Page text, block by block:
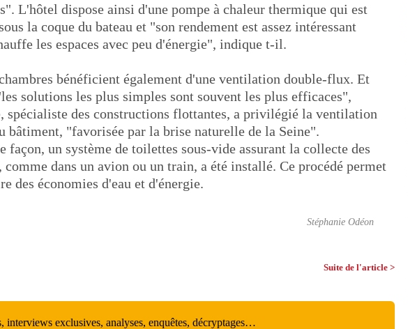
L'hôtel dispose ainsi d'une pompe à chaleur thermique qui est
la coque du bateau et "son rendement est assez intéressant
les espaces avec peu d'énergie", indique t-il.
bénéficient également d'une ventilation double-flux. Et
solutions les plus simples sont souvent les plus efficaces",
spécialiste des constructions flottantes, a privilégié la ventilation
bâtiment, "favorisée par la brise naturelle de la Seine".
façon, un système de toilettes sous-vide assurant la collecte des
comme dans un avion ou un train, a été installé. Ce procédé permet
des économies d'eau et d'énergie.
Stéphanie Odéon
Suite de l'article >
interviews exclusives, analyses, enquêtes, décryptages…